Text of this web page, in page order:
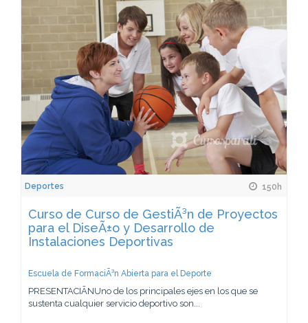
Deportes 150h
Curso de Curso de GestiÃ³n de Proyectos
para el DiseÃ±o y Desarrollo de
Instalaciones Deportivas
Escuela de FormaciÃ³n Abierta para el Deporte
PRESENTACIÃNUno de los principales ejes en los que se
sustenta cualquier servicio deportivo son...